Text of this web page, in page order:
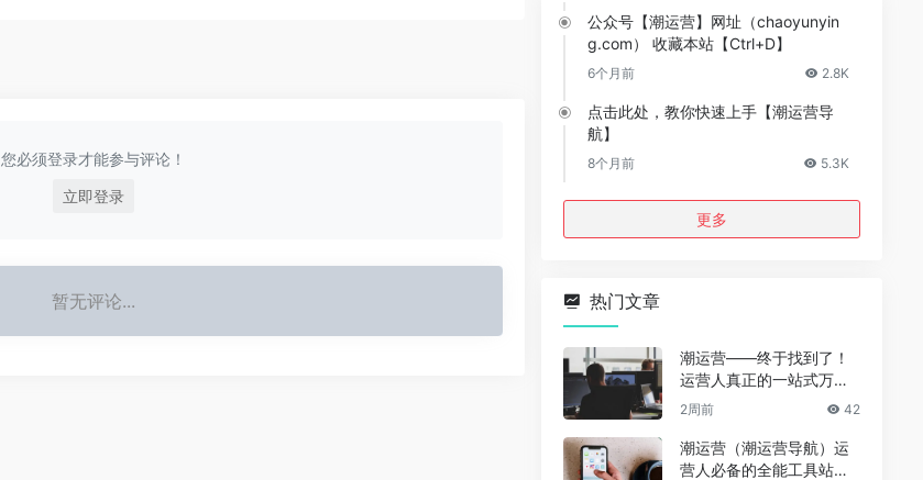
您必须登录才能参与评论！
立即登录
暂无评论...
公众号【潮运营】网址（chaoyunyin
g.com） 收藏本站【Ctrl+D】
6个月前 2.8K
点击此处，教你快速上手【潮运营导
航】
8个月前 5.3K
更多
热门文章
潮运营——终于找到了！
运营人真正的一站式万能
资源导航（免费、无广
2周前 42
潮运营（潮运营导航）运
营人必备的全能工具站｜